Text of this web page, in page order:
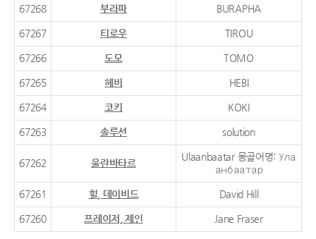
67268 부라파 BURAPHA
67267 티로우 TIROU
67266 도모 TOMO
67265 헤비 HEBI
67264 코키 KOKI
67263 솔루션 solution
67262 울란바타르
Ulaanbaatar 몽골어명: Ула
анбаатар
67261 힐, 데이비드 David Hill
67260 프레이저, 제인 Jane Fraser